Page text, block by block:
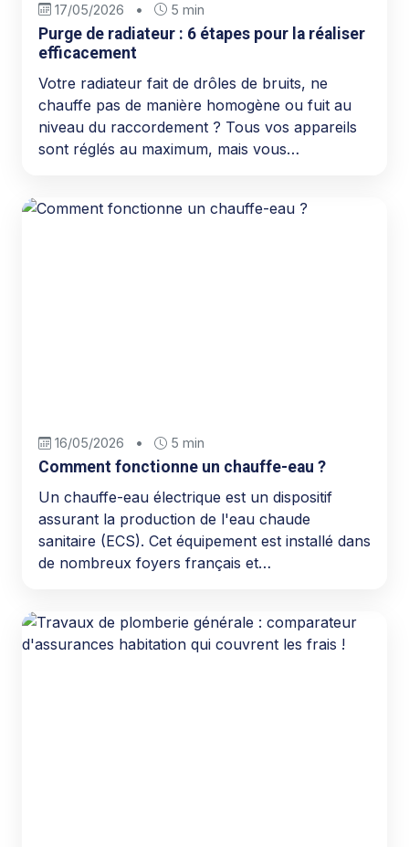
17/05/2026 • 5 min
Purge de radiateur : 6 étapes pour la réaliser
efficacement
Votre radiateur fait de drôles de bruits, ne
chauffe pas de manière homogène ou fuit au
niveau du raccordement ? Tous vos appareils
sont réglés au maximum, mais vous…
16/05/2026 • 5 min
Comment fonctionne un chauffe-eau ?
Un chauffe-eau électrique est un dispositif
assurant la production de l'eau chaude
sanitaire (ECS). Cet équipement est installé dans
de nombreux foyers français et…